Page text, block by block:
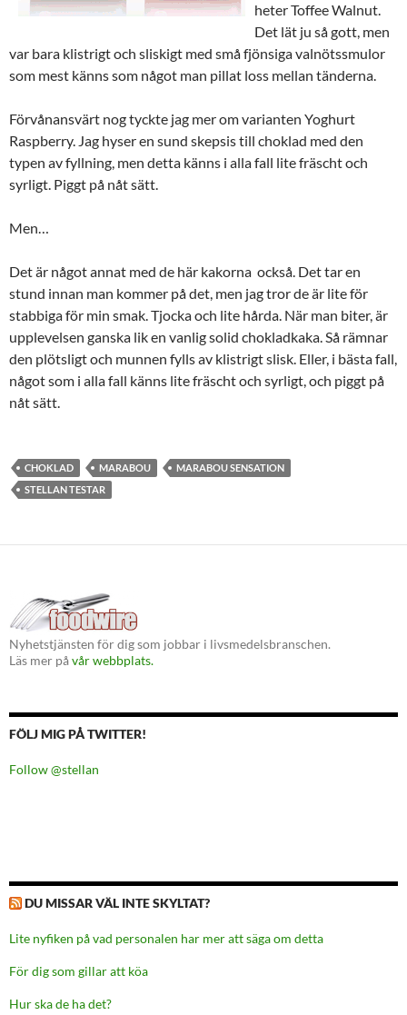
heter Toffee Walnut.
Det lät ju så gott, men
var bara klistrigt och sliskigt med små fjönsiga valnötssmulor
som mest känns som något man pillat loss mellan tänderna.
Förvånansvärt nog tyckte jag mer om varianten Yoghurt
Raspberry. Jag hyser en sund skepsis till choklad med den
typen av fyllning, men detta känns i alla fall lite fräscht och
syrligt. Piggt på nåt sätt.
Men…
Det är något annat med de här kakorna också. Det tar en
stund innan man kommer på det, men jag tror de är lite för
stabbiga för min smak. Tjocka och lite hårda. När man biter, är
upplevelsen ganska lik en vanlig solid chokladkaka. Så rämnar
den plötsligt och munnen fylls av klistrigt slisk. Eller, i bästa fall,
något som i alla fall känns lite fräscht och syrligt, och piggt på
nåt sätt.
CHOKLAD MARABOU
MARABOU SENSATION
STELLAN TESTAR
Nyhetstjänsten för dig som jobbar i livsmedelsbranschen.
Läs mer påvår webbplats.
FÖLJ MIG PÅ TWITTER!
Follow @stellan
DU MISSAR VÄL INTE SKYLTAT?
Lite nyfiken på vad personalen har mer att säga om detta
För dig som gillar att köa
Hur ska de ha det?